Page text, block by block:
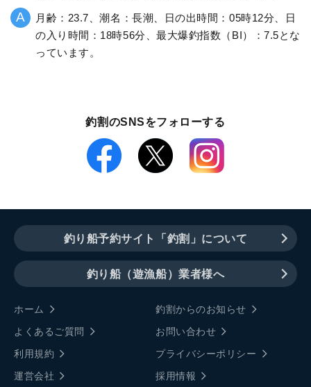
月齢：23.7、潮名：長潮、日の出時間：05時12分、日
の入り時間：18時56分、最大爆釣指数（BI）：7.5とな
っています。
釣割のSNSをフォローする
釣り船予約サイト「釣割」について
釣り船（遊漁船）業者様へ
ホーム
釣割からのお知らせ
よくあるご質問
お問い合わせ
利用規約
プライバシーポリシー
運営会社
採用情報